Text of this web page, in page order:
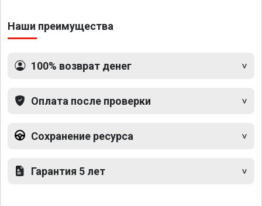
Наши преимущества
100% возврат денег
Оплата после проверки
Сохранение ресурса
Гарантия 5 лет